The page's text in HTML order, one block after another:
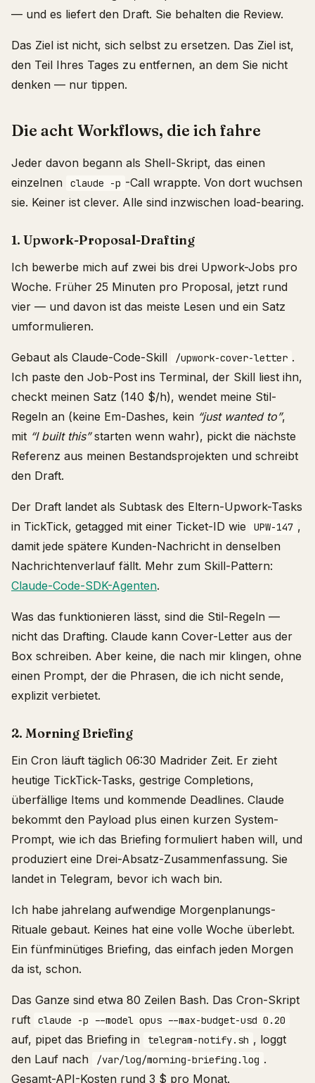
— und es liefert den Draft. Sie behalten die Review.
Das Ziel ist nicht, sich selbst zu ersetzen. Das Ziel ist,
den Teil Ihres Tages zu entfernen, an dem Sie nicht
denken — nur tippen.
Die acht Workflows, die ich fahre
Jeder davon begann als Shell-Skript, das einen
einzelnen
claude -p -Call wrappte. Von dort wuchsen
sie. Keiner ist clever. Alle sind inzwischen load-bearing.
1. Upwork-Proposal-Drafting
Ich bewerbe mich auf zwei bis drei Upwork-Jobs pro
Woche. Früher 25 Minuten pro Proposal, jetzt rund
vier — und davon ist das meiste Lesen und ein Satz
umformulieren.
Gebaut als Claude-Code-Skill /upwork-cover-letter .
Ich paste den Job-Post ins Terminal, der Skill liest ihn,
checkt meinen Satz (140 $/h), wendet meine Stil-
Regeln an (keine Em-Dashes, kein “just wanted to”,
mit “I built this”starten wenn wahr), pickt die nächste
Referenz aus meinen Bestandsprojekten und schreibt
den Draft.
Der Draft landet als Subtask des Eltern-Upwork-Tasks
in TickTick, getagged mit einer Ticket-ID wie
UPW-147 ,
damit jede spätere Kunden-Nachricht in denselben
Nachrichtenverlauf fällt. Mehr zum Skill-Pattern:
Claude-Code-SDK-Agenten.
Was das funktionieren lässt, sind die Stil-Regeln —
nicht das Drafting. Claude kann Cover-Letter aus der
Box schreiben. Aber keine, die nach mir klingen, ohne
einen Prompt, der die Phrasen, die ich nicht sende,
explizit verbietet.
2. Morning Briefing
Ein Cron läuft täglich 06:30 Madrider Zeit. Er zieht
heutige TickTick-Tasks, gestrige Completions,
überfällige Items und kommende Deadlines. Claude
bekommt den Payload plus einen kurzen System-
Prompt, wie ich das Briefing formuliert haben will, und
produziert eine Drei-Absatz-Zusammenfassung. Sie
landet in Telegram, bevor ich wach bin.
Ich habe jahrelang aufwendige Morgenplanungs-
Rituale gebaut. Keines hat eine volle Woche überlebt.
Ein fünfminütiges Briefing, das einfach jeden Morgen
da ist, schon.
Das Ganze sind etwa 80 Zeilen Bash. Das Cron-Skript
ruft
claude -p --model opus --max-budget-usd 0.20
auf, pipet das Briefing in telegram-notify.sh , loggt
den Lauf nach
/var/log/morning-briefing.log .
Gesamt-API-Kosten rund 3 $ pro Monat.